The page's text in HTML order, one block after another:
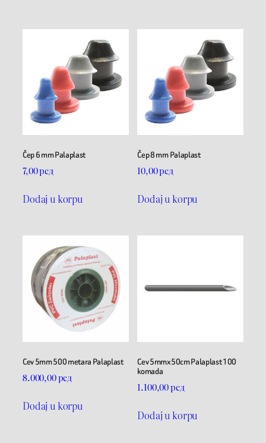
Čep 6 mm Palaplast
7,00рсд
Dodaj u korpu
Čep 8 mm Palaplast
10,00рсд
Dodaj u korpu
Cev 5mm 500 metara Palaplast
8.000,00рсд
Dodaj u korpu
Cev 5mmx50cm Palaplast 100
komada
1.100,00рсд
Dodaj u korpu